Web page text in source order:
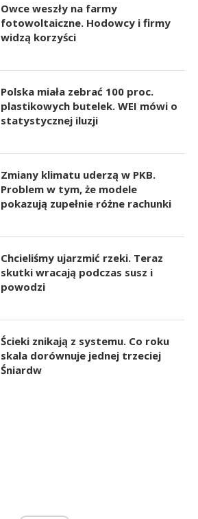
Owce weszły na farmy
fotowoltaiczne. Hodowcy i firmy
widzą korzyści
Polska miała zebrać 100 proc.
plastikowych butelek. WEI mówi o
statystycznej iluzji
Zmiany klimatu uderzą w PKB.
Problem w tym, że modele
pokazują zupełnie różne rachunki
Chcieliśmy ujarzmić rzeki. Teraz
skutki wracają podczas susz i
powodzi
Ścieki znikają z systemu. Co roku
skala dorównuje jednej trzeciej
Śniardw